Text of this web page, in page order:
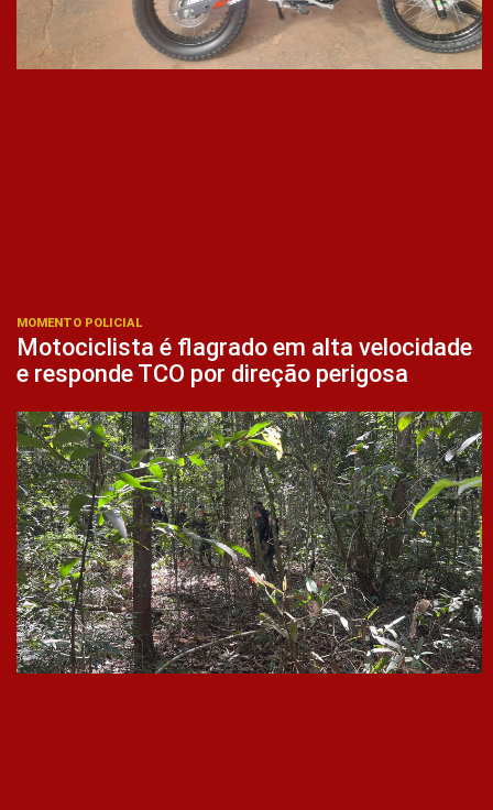
MOMENTO POLICIAL
Motociclista é flagrado em alta velocidade
e responde TCO por direção perigosa